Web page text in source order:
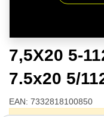
7,5X20 5-
7.5x20 5/
EAN: 7332818100850